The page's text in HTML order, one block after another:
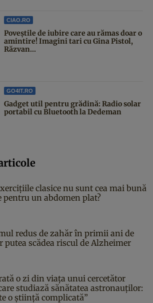
CIAO.RO
Poveştile de iubire care au rămas doar o
amintire! Imagini tari cu Gina Pistol,
Răzvan...
GO4IT.RO
Gadget util pentru grădină: Radio solar
portabil cu Bluetooth la Dedeman
clasice nu sunt cea mai bună
pentru un abdomen plat?
redus de zahăr în primii ani de
putea scădea riscul de Alzheimer
o zi din viața unui cercetător
studiază sănătatea astronauților:
o știință complicată”